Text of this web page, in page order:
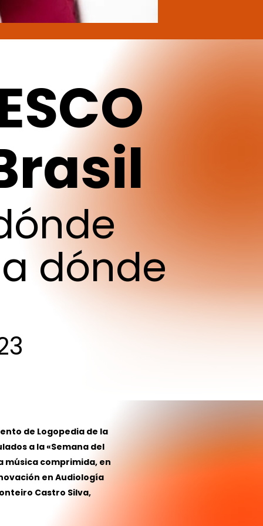
dónde
de Logopedia de la
a la «Semana del
música comprimida, en
en Audiología
Castro Silva,